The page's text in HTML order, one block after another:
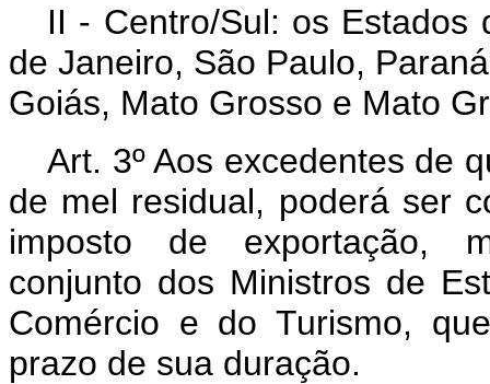
II - Centro/Sul: os Estados
de Janeiro, São Paulo,
Goiás, Mato Grosso e Mato
Art. 3º Aos excedentes de
de mel residual, poderá ser
imposto de exportação,
conjunto dos Ministros de
Comércio e do Turismo,
prazo de sua duração.